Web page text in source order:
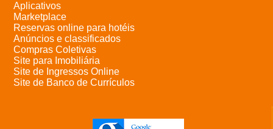
Aplicativos
Marketplace
Reservas online para hotéis
Anúncios e classificados
Compras Coletivas
Site para Imobiliária
Site de Ingressos Online
Site de Banco de Currículos